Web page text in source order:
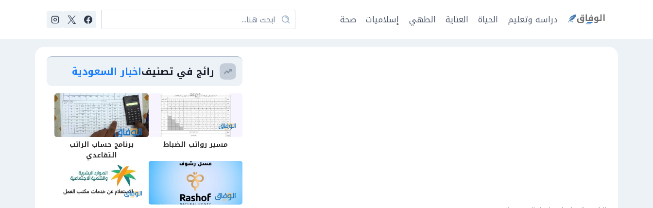
دراسه وتعليم الحياة العناية الطهي إسلاميات صحة
رائج في تصنيفاخبار السعودية
مسير رواتب الضباط
برنامج حساب الراتب
التقاعدي